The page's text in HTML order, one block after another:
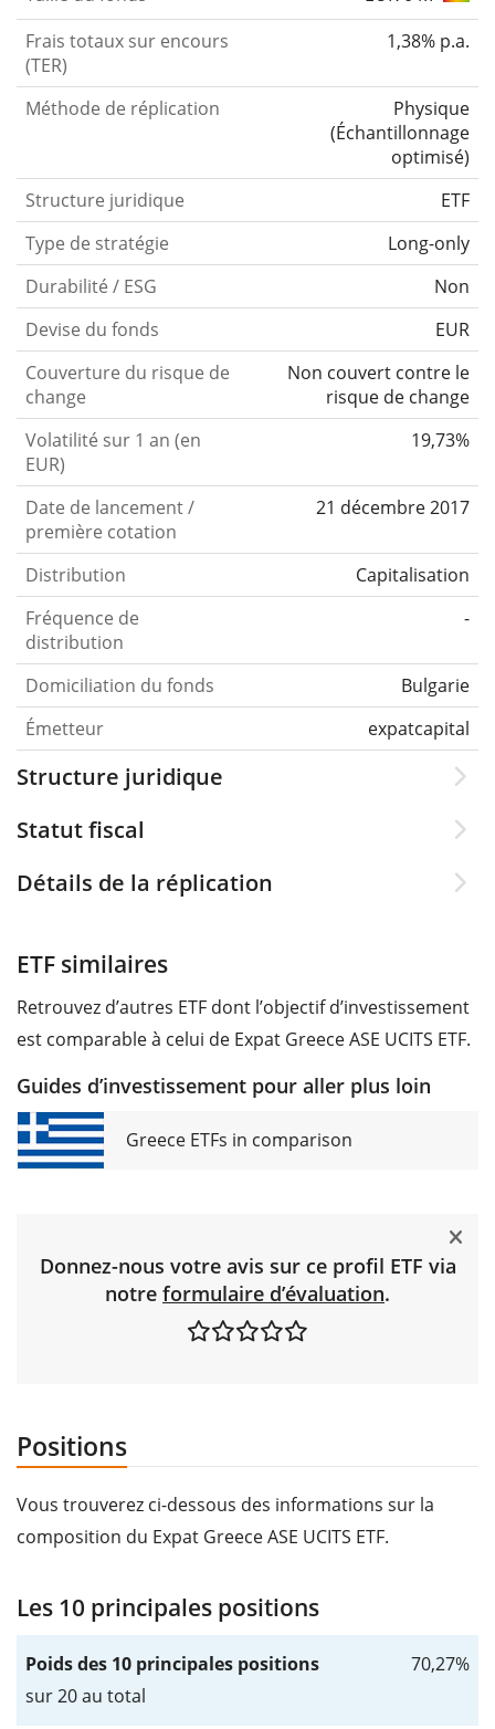
Frais totaux sur encours
(TER)
1,38% p.a.
Méthode de réplication
Physique
(Échantillonnage
optimisé)
Structure juridique
ETF
Type de stratégie
Long-only
Durabilité / ESG
Non
Devise du fonds
EUR
Couverture du risque de
change
Non couvert contre le
risque de change
Volatilité sur 1 an (en
EUR)
19,73%
Date de lancement /
première cotation
21 décembre 2017
Distribution
Capitalisation
Fréquence de
distribution
-
Domiciliation du fonds
Bulgarie
Émetteur
expatcapital
Structure juridique
Statut fiscal
Détails de la réplication
ETF similaires
Retrouvez d’autres ETF dont l’objectif d’investissement
est comparable à celui de Expat Greece ASE UCITS ETF.
Guides d’investissement pour aller plus loin
Greece ETFs in comparison
Donnez-nous votre avis sur ce profil ETF via
notre formulaire d’évaluation.
Positions
Vous trouverez ci-dessous des informations sur la
composition du Expat Greece ASE UCITS ETF.
Les 10 principales positions
Poids des 10 principales positions
sur 20 au total
70,27%